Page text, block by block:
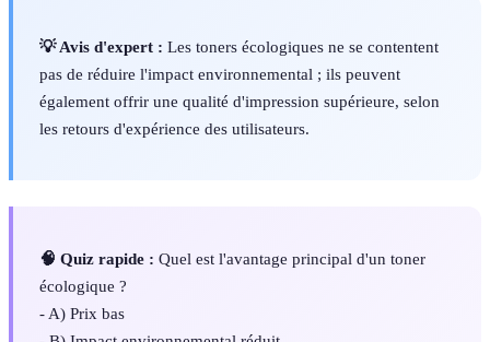
💡 Avis d'expert : Les toners écologiques ne se contentent
pas de réduire l'impact environnemental ; ils peuvent
également offrir une qualité d'impression supérieure, selon
les retours d'expérience des utilisateurs.
🧠 Quiz rapide : Quel est l'avantage principal d'un toner
écologique ?
- A) Prix bas